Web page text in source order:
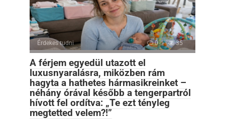
Érdekes tudni 0 35
A férjem egyedül utazott el
luxusnyaralásra, miközben rám
hagyta a hathetes hármasikreinket –
néhány órával később a tengerpartról
hívott fel ordítva: „Te ezt tényleg
megtetted velem?!”